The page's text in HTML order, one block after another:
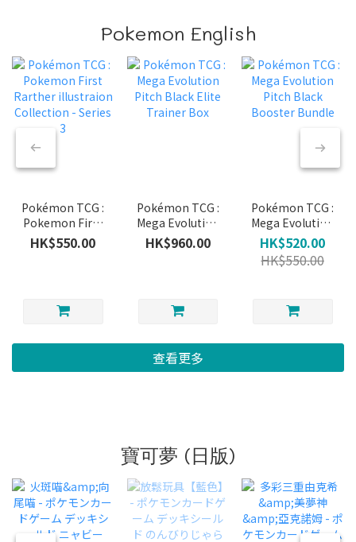
Pokemon English
Pokémon TCG :
Pokemon First
Rarther
illustraion
HK$550.00
Pokémon TCG :
Mega Evolution
Pitch Black
Elite Trainer
HK$960.00
Pokémon TCG :
Mega Evolution
Pitch Black
Booster Bundle
HK$520.00
HK$550.00
查看更多
寶可夢 (日版)